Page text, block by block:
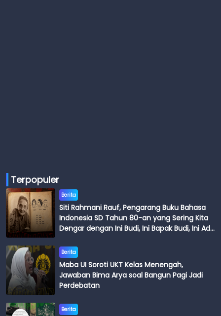
Terpopuler
Berita
Siti Rahmani Rauf, Pengarang Buku Bahasa
Indonesia SD Tahun 80-an yang Sering Kita
Dengar dengan Ini Budi, Ini Bapak Budi, Ini Adik
Berita
Maba UI Soroti UKT Kelas Menengah,
Jawaban Bima Arya soal Bangun Pagi Jadi
Perdebatan
Berita